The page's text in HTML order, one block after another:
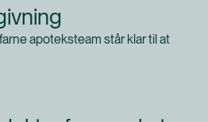
apoteksteam står klar til at